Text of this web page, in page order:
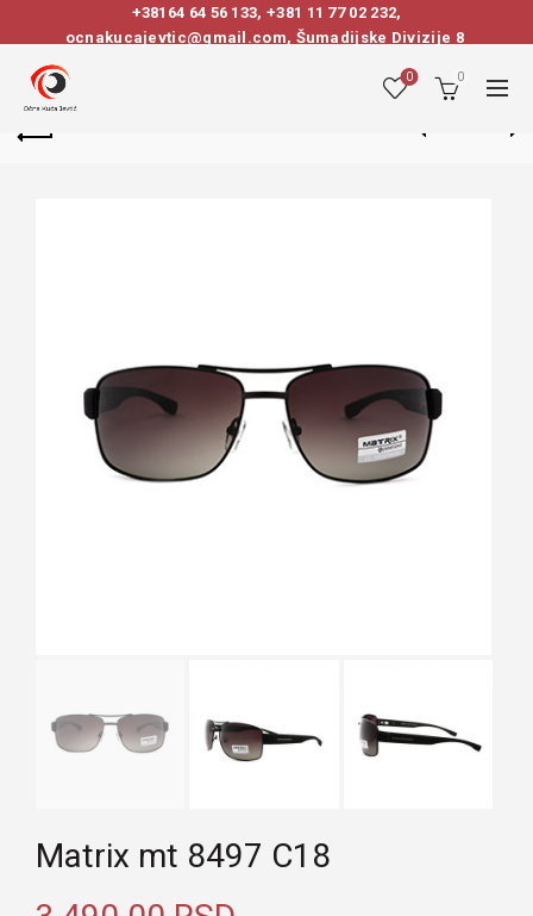
+38164 64 56 133, +381 11 77 02 232,
ocnakucajevtic@gmail.com, Šumadijske Divizije 8
0 0
Matrix mt 8497 C18